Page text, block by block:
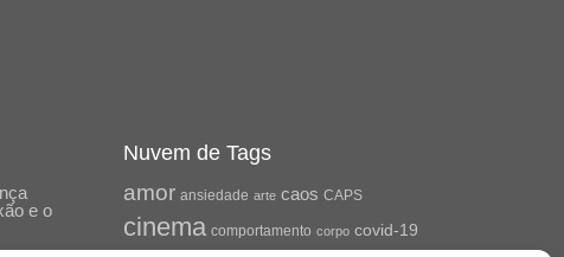
e o
Nuvem de Tags
amor ansiedade arte caos CAPS
cinema comportamento corpo covid-19